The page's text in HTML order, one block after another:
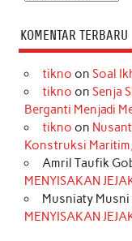
KOMENTAR TERBARU
tikno on Soal
tikno on Senja
Berganti Menjadi
tikno on
Konstruksi
Amril Taufik
MENYISAKAN
Musniaty Musni
MENYISAKAN